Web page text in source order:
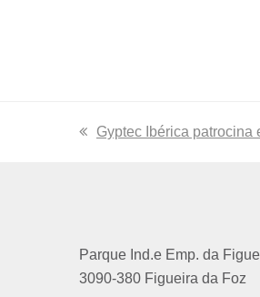
previous
Gyptec Ibérica patrocina
Parque Ind.e Emp. da
3090-380 Figueira da Foz